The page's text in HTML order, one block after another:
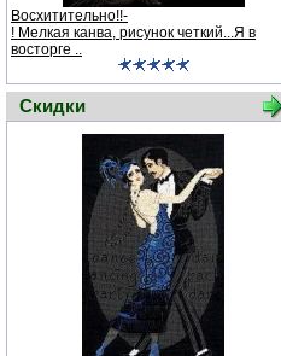
Восхитительно!!-
! Мелкая канва, рисунок четкий...Я в
восторге ..
Скидки